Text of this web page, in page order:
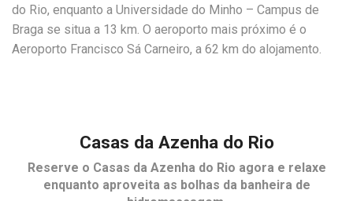
do Rio, enquanto a Universidade do Minho – Campus de
Braga se situa a 13 km. O aeroporto mais próximo é o
Aeroporto Francisco Sá Carneiro, a 62 km do alojamento.
Casas da Azenha do Rio
Reserve o Casas da Azenha do Rio agora e relaxe
enquanto aproveita as bolhas da banheira de